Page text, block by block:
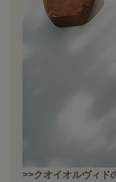
>>クオイオルヴィド